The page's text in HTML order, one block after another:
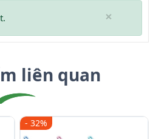
×
liên quan
- 32%